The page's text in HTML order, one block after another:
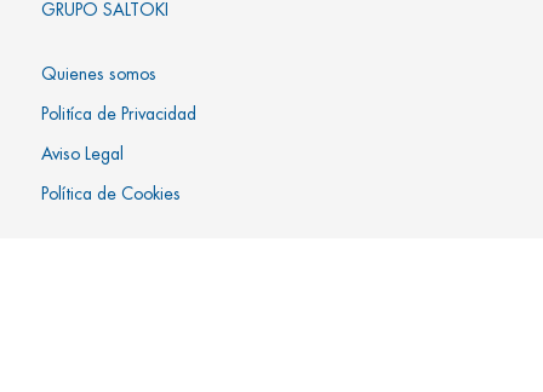
GRUPO SALTOKI
Quienes somos
Politíca de Privacidad
Aviso Legal
Política de Cookies